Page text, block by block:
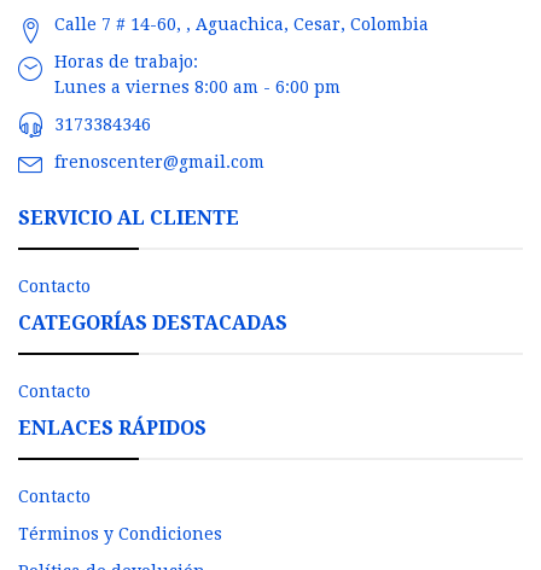
Calle 7 # 14-60, , Aguachica, Cesar, Colombia
Horas de trabajo:
Lunes a viernes 8:00 am - 6:00 pm
3173384346
frenoscenter@gmail.com
SERVICIO AL CLIENTE
Contacto
CATEGORÍAS DESTACADAS
Contacto
ENLACES RÁPIDOS
Contacto
Términos y Condiciones